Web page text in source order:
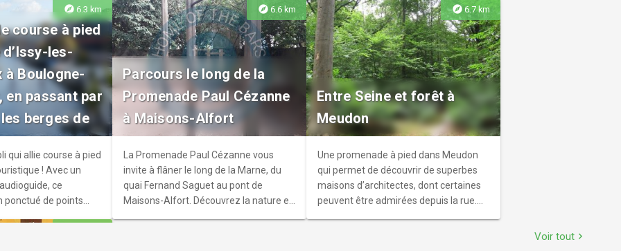
peintures de
diverses expositions
Le Nôtre, propice
cette visite
Agnès
est un édifice
son histoire que par
Construite durant la
XXe siècle, elle
néo-gothique
et de charme.
explore 6.3 km
course à pied
les-
à Boulogne-
en passant par
berges de
qui allie course à pied
! Avec un
ce
ponctué de points
explore 6.6 km
Parcours le long de la
Promenade Paul Cézanne
à Maisons-Alfort
La Promenade Paul Cézanne vous
invite à flâner le long de la Marne, du
quai Fernand Saguet au pont de
Maisons-Alfort. Découvrez la nature en
explore 6.7 km
Entre Seine et forêt à
Meudon
Une promenade à pied dans Meudon
qui permet de découvrir de superbes
maisons d’architectes, dont certaines
peuvent être admirées depuis la rue.
Voir tout chevron_right